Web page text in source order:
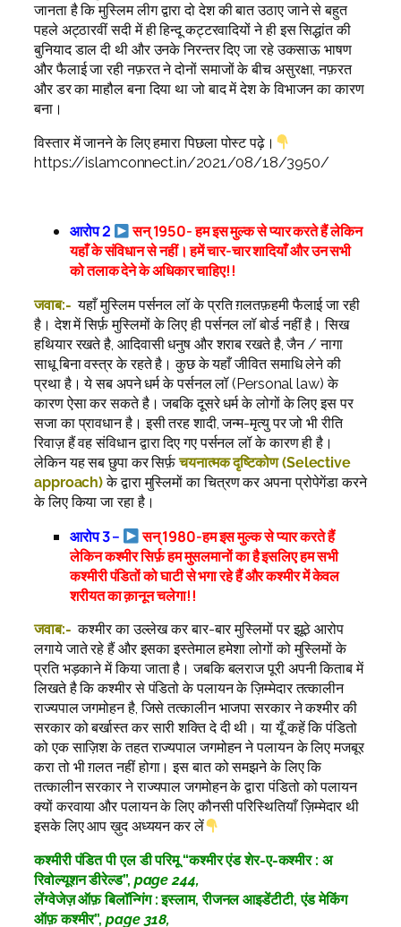
जानता है कि मुस्लिम लीग द्वारा दो देश की बात उठाए जाने से बहुत
पहले अट्ठारवीं सदी में ही हिन्दू कट्टरवादियों ने ही इस सिद्धांत की
बुनियाद डाल दी थी और उनके निरन्तर दिए जा रहे उकसाऊ भाषण
और फैलाई जा रही नफ़रत ने दोनों समाजों के बीच असुरक्षा, नफ़रत
और डर का माहौल बना दिया था जो बाद में देश के विभाजन का कारण
बना।
विस्तार में जानने के लिए हमारा पिछला पोस्ट पढ़े।
https://islamconnect.in/2021/08/18/3950/
आरोप 2
सन् 1950- हम इस मुल्क से प्यार करते हैं लेकिन
यहाँ के संविधान से नहीं। हमें चार-चार शादियाँ और उन सभी
को तलाक देने के अधिकार चाहिए!!
जवाब:- यहाँ मुस्लिम पर्सनल लॉ के प्रति ग़लतफ़हमी फैलाई जा रही
है। देश में सिर्फ़ मुस्लिमों के लिए ही पर्सनल लॉ बोर्ड नहीं है। सिख
हथियार रखते है, आदिवासी धनुष और शराब रखते है, जैन / नागा
साधू बिना वस्त्र के रहते है। कुछ के यहाँ जीवित समाधि लेने की
प्रथा है। ये सब अपने धर्म के पर्सनल लॉ (Personal law) के
कारण ऐसा कर सकते है। जबकि दूसरे धर्म के लोगों के लिए इस पर
सजा का प्रावधान है। इसी तरह शादी, जन्म-मृत्यु पर जो भी रीति
रिवाज़ हैं वह संविधान द्वारा दिए गए पर्सनल लॉ के कारण ही है।
लेकिन यह सब छुपा कर सिर्फ़चयनात्मक दृष्टिकोण (Selective
approach)के द्वारा मुस्लिमों का चित्रण कर अपना प्रोपेगेंडा करने
के लिए किया जा रहा है।
आरोप 3 –
सन् 1980-हम इस मुल्क से प्यार करते हैं
लेकिन कश्मीर सिर्फ़ हम मुसलमानों का है इसलिए हम सभी
कश्मीरी पंडितों को घाटी से भगा रहे हैं और कश्मीर में केवल
शरीयत का क़ानून चलेगा!!
जवाब:- कश्मीर का उल्लेख कर बार-बार मुस्लिमों पर झूठे आरोप
लगाये जाते रहे हैं और इसका इस्तेमाल हमेशा लोगों को मुस्लिमों के
प्रति भड़काने में किया जाता है। जबकि बलराज पूरी अपनी किताब में
लिखते है कि कश्मीर से पंडितो के पलायन के ज़िम्मेदार तत्कालीन
राज्यपाल जगमोहन है, जिसे तत्कालीन भाजपा सरकार ने कश्मीर की
सरकार को बर्खास्त कर सारी शक्ति दे दी थी। या यूँ कहें कि पंडितो
को एक साज़िश के तहत राज्यपाल जगमोहन ने पलायन के लिए मजबूर
करा तो भी ग़लत नहीं होगा। इस बात को समझने के लिए कि
तत्कालीन सरकार ने राज्यपाल जगमोहन के द्वारा पंडितो को पलायन
क्यों करवाया और पलायन के लिए कौनसी परिस्थितियाँ ज़िम्मेदार थी
इसके लिए आप ख़ुद अध्ययन कर लें
कश्मीरी पंडित पी एल डी परिमू “कश्मीर एंड शेर-ए-कश्मीर : अ
रिवोल्यूशन डीरेल्ड”, page 244,
लेंग्वेजेज़ ऑफ़ बिलॉन्गिंग : इस्लाम, रीजनल आइडेंटीटी, एंड मेकिंग
ऑफ़ कश्मीर”, page 318,